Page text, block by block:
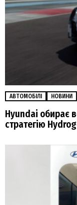
АВТОМОБІЛІ НОВИНИ
Hyundai обирає
стратегію